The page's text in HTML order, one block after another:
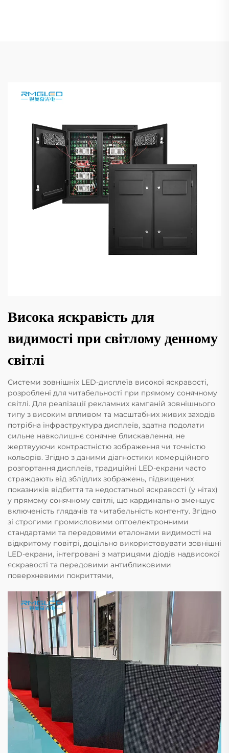
Висока яскравість для
видимості при світлому денному
світлі
Системи зовнішніх LED-дисплеїв високої яскравості,
розроблені для читабельності при прямому сонячному
світлі. Для реалізації рекламних кампаній зовнішнього
типу з високим впливом та масштабних живих заходів
потрібна інфраструктура дисплеїв, здатна подолати
сильне навколишнє сонячне блискавлення, не
жертвууючи контрастністю зображення чи точністю
кольорів. Згідно з даними діагностики комерційного
розгортання дисплеїв, традиційні LED-екрани часто
страждають від зблідлих зображень, підвищених
показників відбиття та недостатньої яскравості (у нітах)
у прямому сонячному світлі, що кардинально зменшує
включеність глядачів та читабельність контенту. Згідно
зі строгими промисловими оптоелектронними
стандартами та передовими еталонами видимості на
відкритому повітрі, доцільно використовувати зовнішні
LED-екрани, інтегровані з матрицями діодів надвисокої
яскравості та передовими антибликовими
поверхневими покриттями,